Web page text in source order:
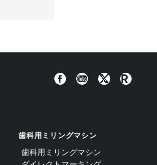
FacebookYouTubeTwitterRoland
歯科用ミリングマシン
歯科用ミリングマシン